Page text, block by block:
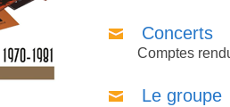
Concerts
Comptes
Le groupe